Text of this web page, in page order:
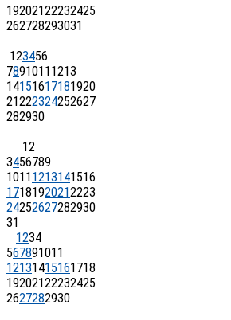
19202122232425
262728293031
123456
7891011 1213
14151617181920
21222324252627
282930
12
3456789
1011 1213141516
17181920212223
24252627282930
31
1234
567891011
12131415161718
19202122232425
2627282930